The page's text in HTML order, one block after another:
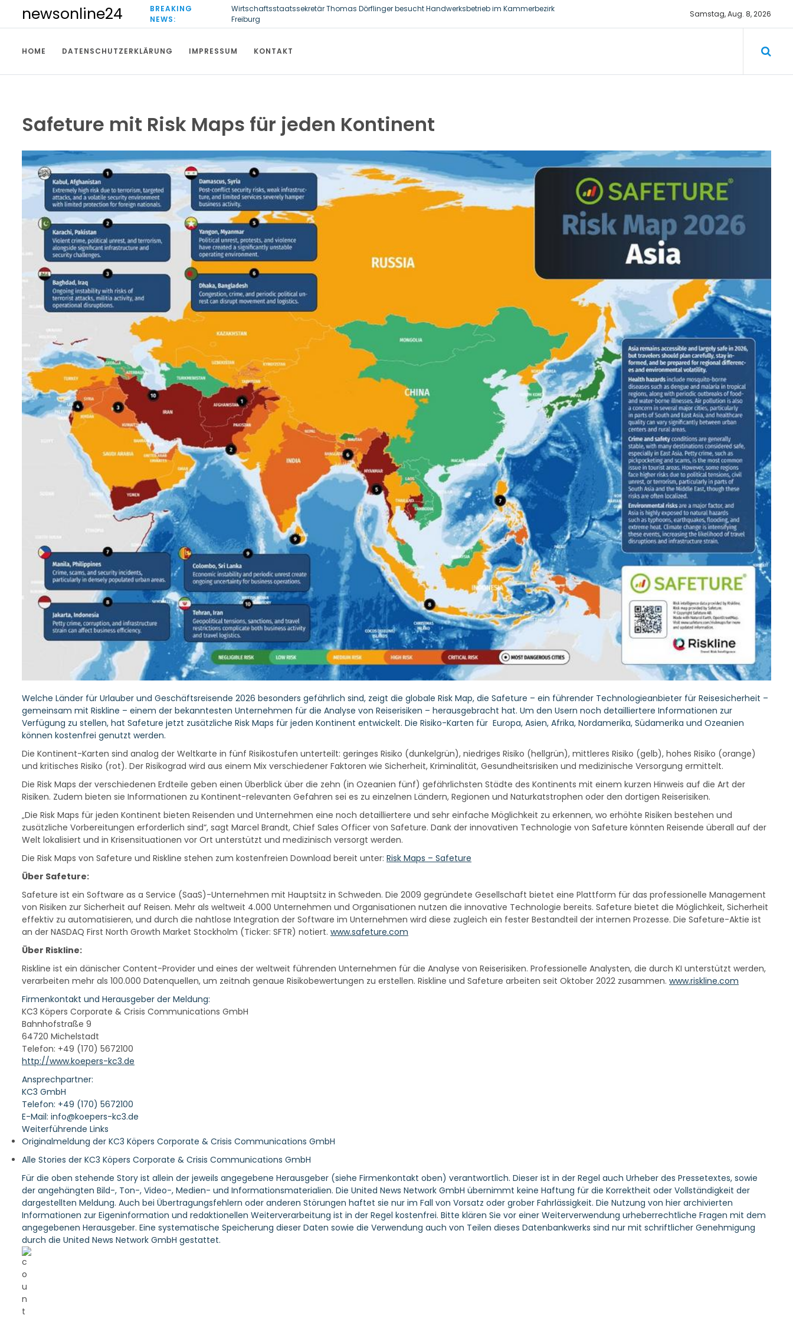
i
newsonline24
BREAKING
NEWS:
Wirtschaftsstaatssekretär Thomas Dörflinger besucht Handwerksbetrieb im Kammerbezirk
Freiburg
Ultraschallzahnbürste für Hund und Katze – Tipps zur erfolgreichen Eingewöhnung
Samstag, Aug. 8, 2026
HOME DATENSCHUTZERKLÄRUNG IMPRESSUM KONTAKT
Safeture mit Risk Maps für jeden Kontinent
Welche Länder für Urlauber und Geschäftsreisende 2026 besonders gefährlich sind, zeigt die globale Risk Map, die Safeture – ein führender Technologieanbieter für Reisesicherheit –
gemeinsam mit Riskline – einem der bekanntesten Unternehmen für die Analyse von Reiserisiken – herausgebracht hat. Um den Usern noch detailliertere Informationen zur
Verfügung zu stellen, hat Safeture jetzt zusätzliche Risk Maps für jeden Kontinent entwickelt. Die Risiko-Karten für Europa, Asien, Afrika, Nordamerika, Südamerika und Ozeanien
können kostenfrei genutzt werden.
Die Kontinent-Karten sind analog der Weltkarte in fünf Risikostufen unterteilt: geringes Risiko (dunkelgrün), niedriges Risiko (hellgrün), mittleres Risiko (gelb), hohes Risiko (orange)
und kritisches Risiko (rot). Der Risikograd wird aus einem Mix verschiedener Faktoren wie Sicherheit, Kriminalität, Gesundheitsrisiken und medizinische Versorgung ermittelt.
Die Risk Maps der verschiedenen Erdteile geben einen Überblick über die zehn (in Ozeanien fünf) gefährlichsten Städte des Kontinents mit einem kurzen Hinweis auf die Art der
Risiken. Zudem bieten sie Informationen zu Kontinent-relevanten Gefahren sei es zu einzelnen Ländern, Regionen und Naturkatstrophen oder den dortigen Reiserisiken.
„Die Risk Maps für jeden Kontinent bieten Reisenden und Unternehmen eine noch detailliertere und sehr einfache Möglichkeit zu erkennen, wo erhöhte Risiken bestehen und
zusätzliche Vorbereitungen erforderlich sind“, sagt Marcel Brandt, Chief Sales Officer von Safeture. Dank der innovativen Technologie von Safeture könnten Reisende überall auf der
Welt lokalisiert und in Krisensituationen vor Ort unterstützt und medizinisch versorgt werden.
Die Risk Maps von Safeture und Riskline stehen zum kostenfreien Download bereit unter: Risk Maps – Safeture
Über Safeture:
Safeture ist ein Software as a Service (SaaS)-Unternehmen mit Hauptsitz in Schweden. Die 2009 gegründete Gesellschaft bietet eine Plattform für das professionelle Management
von Risiken zur Sicherheit auf Reisen. Mehr als weltweit 4.000 Unternehmen und Organisationen nutzen die innovative Technologie bereits. Safeture bietet die Möglichkeit, Sicherheit
effektiv zu automatisieren, und durch die nahtlose Integration der Software im Unternehmen wird diese zugleich ein fester Bestandteil der internen Prozesse. Die Safeture-Aktie ist
an der NASDAQ First North Growth Market Stockholm (Ticker: SFTR) notiert. www.safeture.com
Über Riskline:
Riskline ist ein dänischer Content-Provider und eines der weltweit führenden Unternehmen für die Analyse von Reiserisiken. Professionelle Analysten, die durch KI unterstützt werden,
verarbeiten mehr als 100.000 Datenquellen, um zeitnah genaue Risikobewertungen zu erstellen. Riskline und Safeture arbeiten seit Oktober 2022 zusammen. www.riskline.com
Firmenkontakt und Herausgeber der Meldung:
KC3 Köpers Corporate & Crisis Communications GmbH
Bahnhofstraße 9
64720 Michelstadt
Telefon: +49 (170) 5672100
http://www.koepers-kc3.de
Ansprechpartner:
KC3 GmbH
Telefon: +49 (170) 5672100
E-Mail: info@koepers-kc3.de
Weiterführende Links
Originalmeldung der KC3 Köpers Corporate & Crisis Communications GmbH
Alle Stories der KC3 Köpers Corporate & Crisis Communications GmbH
Für die oben stehende Story ist allein der jeweils angegebene Herausgeber (siehe Firmenkontakt oben) verantwortlich. Dieser ist in der Regel auch Urheber des Pressetextes, sowie
der angehängten Bild-, Ton-, Video-, Medien- und Informationsmaterialien. Die United News Network GmbH übernimmt keine Haftung für die Korrektheit oder Vollständigkeit der
dargestellten Meldung. Auch bei Übertragungsfehlern oder anderen Störungen haftet sie nur im Fall von Vorsatz oder grober Fahrlässigkeit. Die Nutzung von hier archivierten
Informationen zur Eigeninformation und redaktionellen Weiterverarbeitung ist in der Regel kostenfrei. Bitte klären Sie vor einer Weiterverwendung urheberrechtliche Fragen mit dem
angegebenen Herausgeber. Eine systematische Speicherung dieser Daten sowie die Verwendung auch von Teilen dieses Datenbankwerks sind nur mit schriftlicher Genehmigung
durch die United News Network GmbH gestattet.